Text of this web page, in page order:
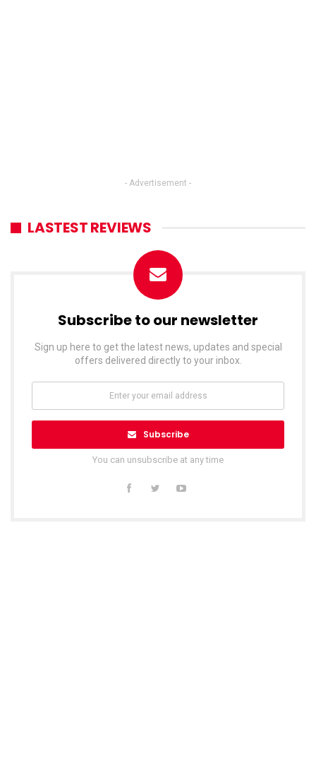
- Advertisement -
LASTEST REVIEWS
Subscribe to our newsletter
Sign up here to get the latest news, updates and special
offers delivered directly to your inbox.
Subscribe
You can unsubscribe at any time